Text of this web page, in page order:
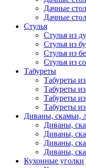
Дачные
Дачные
Стулья
Стулья из
Стулья из
Стулья из
Стулья из
Табуреты
Табуреты
Табуреты
Табуреты
Табуреты
Диваны, скамьи,
Диваны,
Диваны,
Диваны,
Диваны,
Кухонные уголки